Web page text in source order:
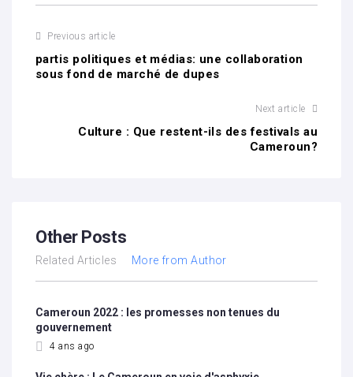
Previous article
partis politiques et médias: une collaboration
sous fond de marché de dupes
Next article
Culture : Que restent-ils des festivals au
Cameroun?
Other Posts
Related Articles More from Author
Cameroun 2022 : les promesses non tenues du
gouvernement
4 ans ago